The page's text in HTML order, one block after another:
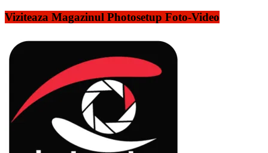
Viziteaza Magazinul Photosetup Foto-Video